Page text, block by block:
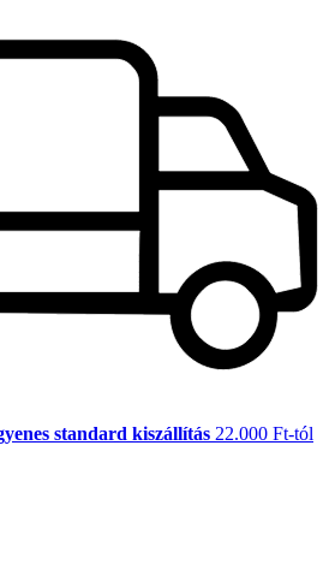
standard kiszállítás 22.000 Ft-tól